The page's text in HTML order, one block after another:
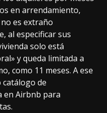
en arrendamiento,
es extraño
al especificar sus
solo está
y queda limitada a
como 11 meses. A ese
catálogo de
en Airbnb para